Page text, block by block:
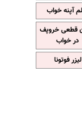
آپنه خواب
قطعی خروپف
در خواب
لیزر فوتونا